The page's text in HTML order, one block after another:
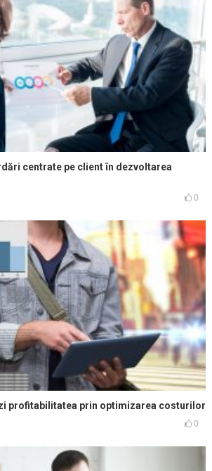
centrate pe client în dezvoltarea
0
profitabilitatea prin optimizarea costurilor
0